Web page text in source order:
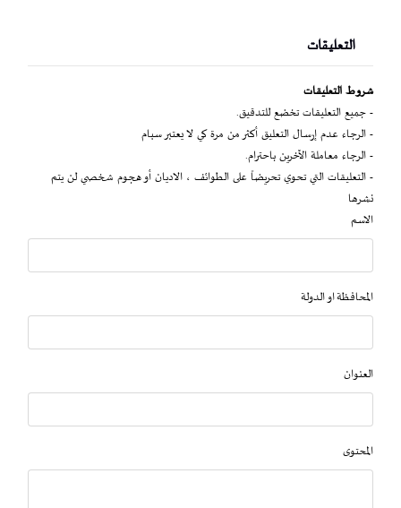
التعليقات
شروط التعليقات
- جميع التعليقات تخضع للتدقيق.
- الرجاء عدم إرسال التعليق أكثر من مرة كي لا يعتبر سبام
- الرجاء معاملة الآخرين باحترام.
- التعليقات التي تحوي تحريضاً على الطوائف ، الاديان أو هجوم شخصي لن يتم
نشرها
الاسم
المحافظة او الدولة
العنوان
المحتوى